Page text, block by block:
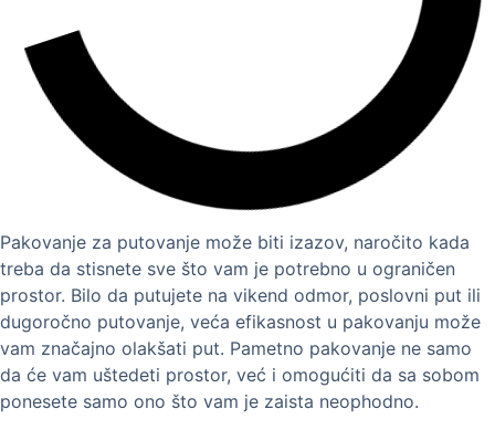
Pakovanje za putovanje može biti izazov, naročito kada
treba da stisnete sve što vam je potrebno u ograničen
prostor. Bilo da putujete na vikend odmor, poslovni put ili
dugoročno putovanje, veća efikasnost u pakovanju može
vam značajno olakšati put. Pametno pakovanje ne samo
da će vam uštedeti prostor, već i omogućiti da sa sobom
ponesete samo ono što vam je zaista neophodno.